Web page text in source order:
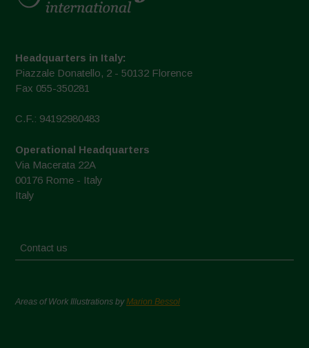
Headquarters in Italy:
Piazzale Donatello, 2 - 50132 Florence
Fax 055-350281
C.F.: 94192980483
Operational Headquarters
Via Macerata 22A
00176 Rome - Italy
Italy
Contact us
Areas of Work Illustrations byMarion Bessol